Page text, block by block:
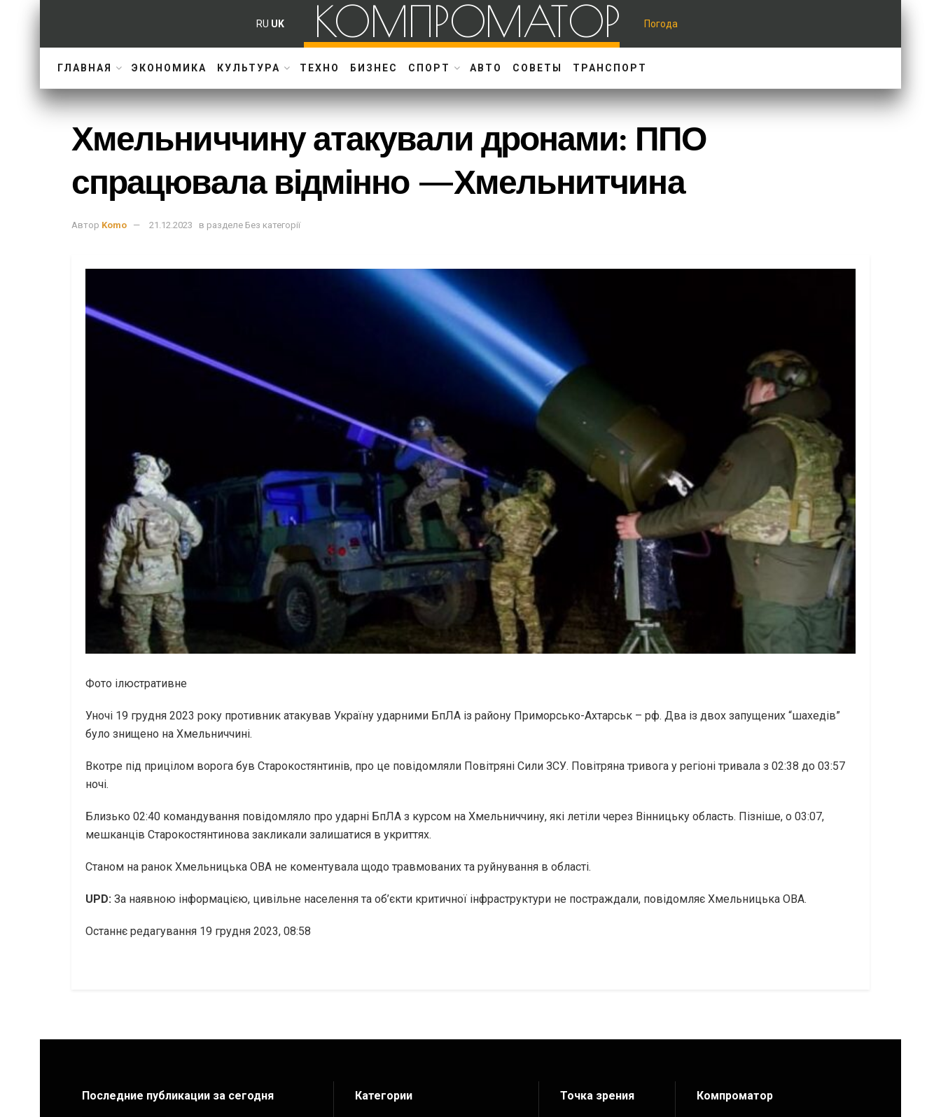
RU UK КОМПРОМАТОР Погода
ГЛАВНАЯ ЭКОНОМИКА КУЛЬТУРА ТЕХНО БИЗНЕС СПОРТ АВТО СОВЕТЫ ТРАНСПОРТ
Хмельниччину атакували дронами: ППО
спрацювала відмінно —Хмельнитчина
Автор Komo 21.12.2023 в разделе Без категорії
Фото ілюстративне
Уночі 19 грудня 2023 року противник атакував Україну ударними БпЛА із району Приморсько-Ахтарськ – рф. Два із двох запущених “шахедів”
було знищено на Хмельниччині.
Вкотре під прицілом ворога був Старокостянтинів, про це повідомляли Повітряні Сили ЗСУ. Повітряна тривога у регіоні тривала з 02:38 до 03:57
ночі.
Близько 02:40 командування повідомляло про ударні БпЛА з курсом на Хмельниччину, які летіли через Вінницьку область. Пізніше, о 03:07,
мешканців Старокостянтинова закликали залишатися в укриттях.
Станом на ранок Хмельницька ОВА не коментувала щодо травмованих та руйнування в області.
UPD: За наявною інформацією, цивільне населення та об’єкти критичної інфраструктури не постраждали, повідомляє Хмельницька ОВА.
Останнє редагування 19 грудня 2023, 08:58
Последние публикации за сегодня Категории Точка зрения Компроматор